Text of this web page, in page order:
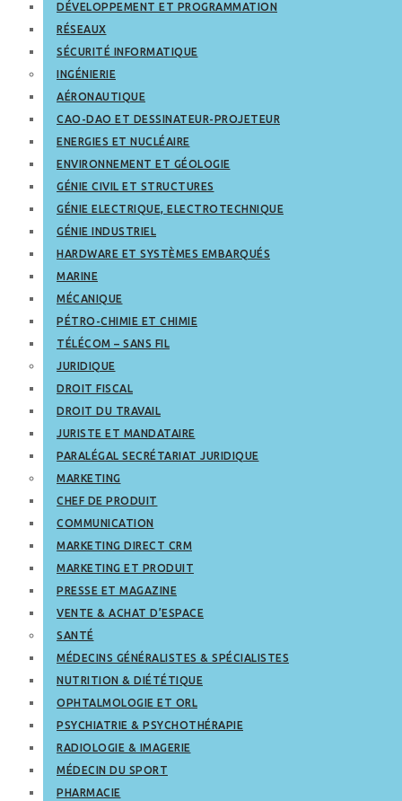
DÉVELOPPEMENT ET PROGRAMMATION
RÉSEAUX
SÉCURITÉ INFORMATIQUE
INGÉNIERIE
AÉRONAUTIQUE
CAO-DAO ET DESSINATEUR-PROJETEUR
ENERGIES ET NUCLÉAIRE
ENVIRONNEMENT ET GÉOLOGIE
GÉNIE CIVIL ET STRUCTURES
GÉNIE ELECTRIQUE, ELECTROTECHNIQUE
GÉNIE INDUSTRIEL
HARDWARE ET SYSTÈMES EMBARQUÉS
MARINE
MÉCANIQUE
PÉTRO-CHIMIE ET CHIMIE
TÉLÉCOM – SANS FIL
JURIDIQUE
DROIT FISCAL
DROIT DU TRAVAIL
JURISTE ET MANDATAIRE
PARALÉGAL SECRÉTARIAT JURIDIQUE
MARKETING
CHEF DE PRODUIT
COMMUNICATION
MARKETING DIRECT CRM
MARKETING ET PRODUIT
PRESSE ET MAGAZINE
VENTE & ACHAT D’ESPACE
SANTÉ
MÉDECINS GÉNÉRALISTES & SPÉCIALISTES
NUTRITION & DIÉTÉTIQUE
OPHTALMOLOGIE ET ORL
PSYCHIATRIE & PSYCHOTHÉRAPIE
RADIOLOGIE & IMAGERIE
MÉDECIN DU SPORT
PHARMACIE